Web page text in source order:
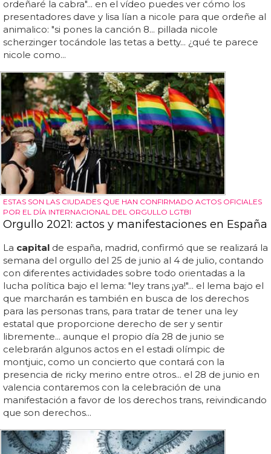
ordeñaré la cabra"... en el vídeo puedes ver cómo los
presentadores dave y lisa lían a nicole para que ordeñe al
animalico: "si pones la canción 8... pillada nicole
scherzinger tocándole las tetas a betty... ¿qué te parece
nicole como...
ESTAS SON LAS CIUDADES QUE HAN CONFIRMADO ACTOS OFICIALES
POR EL DÍA INTERNACIONAL DEL ORGULLO LGTBI
Orgullo 2021: actos y manifestaciones en España
La capital de españa, madrid, confirmó que se realizará la
semana del orgullo del 25 de junio al 4 de julio, contando
con diferentes actividades sobre todo orientadas a la
lucha política bajo el lema: "ley trans ¡ya!"... el lema bajo el
que marcharán es también en busca de los derechos
para las personas trans, para tratar de tener una ley
estatal que proporcione derecho de ser y sentir
libremente... aunque el propio día 28 de junio se
celebrarán algunos actos en el estadi olímpic de
montjuic, como un concierto que contará con la
presencia de ricky merino entre otros... el 28 de junio en
valencia contaremos con la celebración de una
manifestación a favor de los derechos trans, reivindicando
que son derechos...